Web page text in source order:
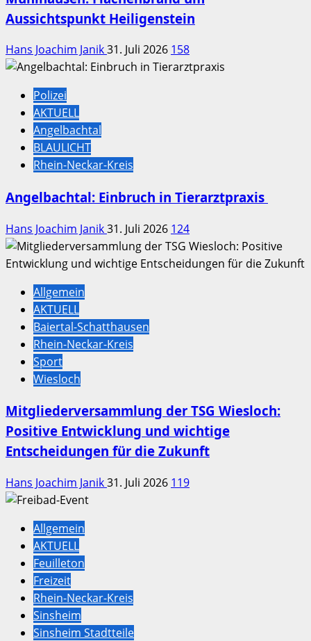
Aussichtspunkt Heiligenstein
Hans Joachim Janik31. Juli 2026 158
Polizei
AKTUELL
Angelbachtal
BLAULICHT
Rhein-Neckar-Kreis
Angelbachtal: Einbruch in Tierarztpraxis
Hans Joachim Janik31. Juli 2026 124
Allgemein
AKTUELL
Baiertal-Schatthausen
Rhein-Neckar-Kreis
Sport
Wiesloch
Mitgliederversammlung der TSG Wiesloch:
Positive Entwicklung und wichtige
Entscheidungen für die Zukunft
Hans Joachim Janik31. Juli 2026 119
Allgemein
AKTUELL
Feuilleton
Freizeit
Rhein-Neckar-Kreis
Sinsheim
Sinsheim Stadtteile